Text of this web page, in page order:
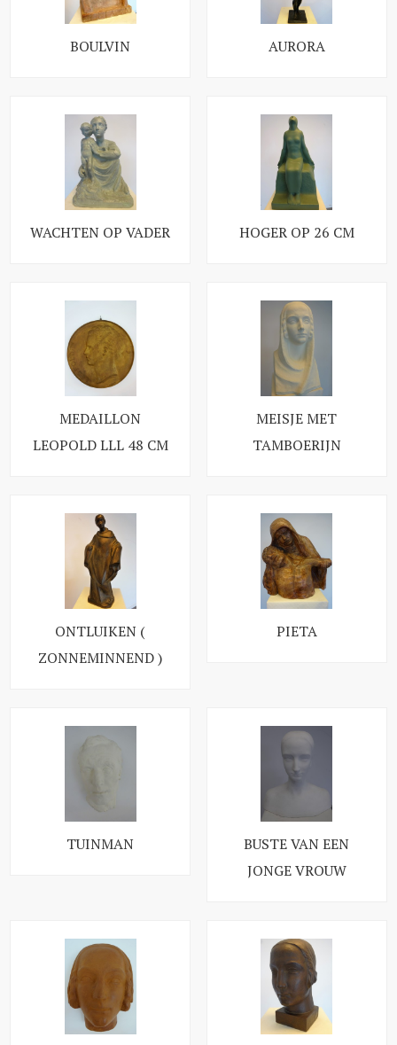
BOULVIN AURORA
WACHTEN OP VADER HOGER OP 26 CM
MEDAILLON
LEOPOLD LLL 48 CM
MEISJE MET
TAMBOERIJN
ONTLUIKEN (
ZONNEMINNEND )
PIETA
TUINMAN
BUSTE VAN EEN
JONGE VROUW